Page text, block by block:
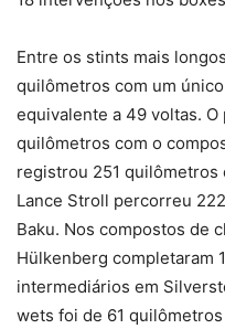
Entre os stints mais
quilômetros com um
equivalente a 49 voltas.
quilômetros com o
registrou 251 quilômetros
Lance Stroll percorreu
Baku. Nos compostos de
Hülkenberg completaram
intermediários em
wets foi de 61 quilômetros